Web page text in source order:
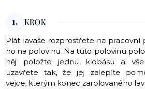
1. KROK
Plát lavaše rozprostřete na pracovní
ho na polovinu. Na tuto polovinu
něj položte jednu klobásu a vše
uzavřete tak, že jej zalepíte
vejce, kterým konec zarolovaného